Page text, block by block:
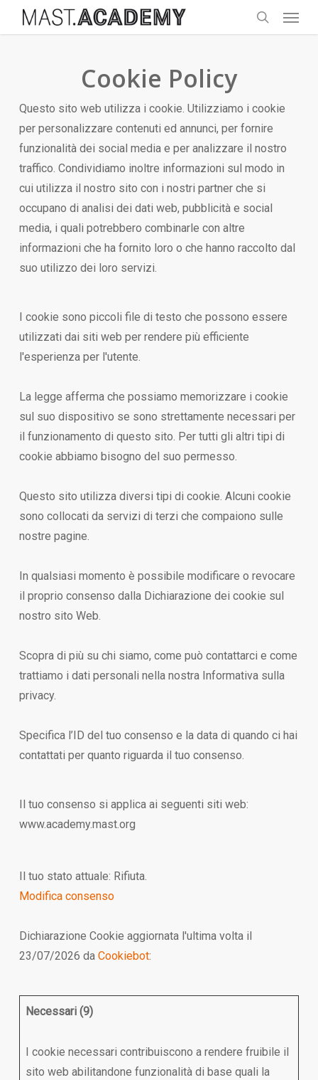
search
Cookie Policy
Questo sito web utilizza i cookie. Utilizziamo i cookie
per personalizzare contenuti ed annunci, per fornire
funzionalità dei social media e per analizzare il nostro
traffico. Condividiamo inoltre informazioni sul modo in
cui utilizza il nostro sito con i nostri partner che si
occupano di analisi dei dati web, pubblicità e social
media, i quali potrebbero combinarle con altre
informazioni che ha fornito loro o che hanno raccolto dal
suo utilizzo dei loro servizi.
I cookie sono piccoli file di testo che possono essere
utilizzati dai siti web per rendere più efficiente
l'esperienza per l'utente.
La legge afferma che possiamo memorizzare i cookie
sul suo dispositivo se sono strettamente necessari per
il funzionamento di questo sito. Per tutti gli altri tipi di
cookie abbiamo bisogno del suo permesso.
Questo sito utilizza diversi tipi di cookie. Alcuni cookie
sono collocati da servizi di terzi che compaiono sulle
nostre pagine.
In qualsiasi momento è possibile modificare o revocare
il proprio consenso dalla Dichiarazione dei cookie sul
nostro sito Web.
Scopra di più su chi siamo, come può contattarci e come
trattiamo i dati personali nella nostra Informativa sulla
privacy.
Specifica l’ID del tuo consenso e la data di quando ci hai
contattati per quanto riguarda il tuo consenso.
Il tuo consenso si applica ai seguenti siti web:
www.academy.mast.org
Il tuo stato attuale: Rifiuta.
Modifica consenso
Dichiarazione Cookie aggiornata l'ultima volta il
23/07/2026 da Cookiebot:
Necessari (9)
I cookie necessari contribuiscono a rendere fruibile il
sito web abilitandone funzionalità di base quali la